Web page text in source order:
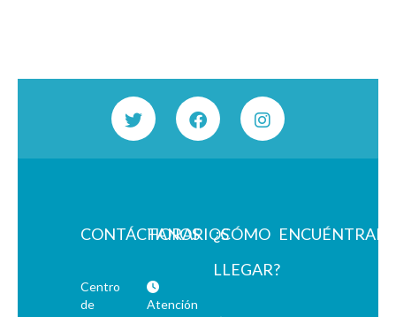
CONTÁCTANOS
Centro
de
HORARIOS
Atención
¿CÓMO
LLEGAR?